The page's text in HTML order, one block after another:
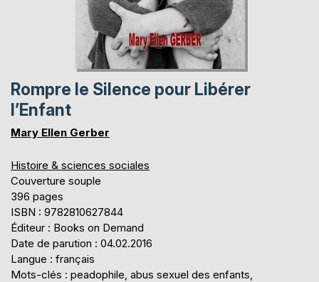
Rompre le Silence pour Libérer
l’Enfant
Mary Ellen Gerber
Histoire & sciences sociales
Couverture souple
396 pages
ISBN : 9782810627844
Éditeur : Books on Demand
Date de parution : 04.02.2016
Langue : français
Mots-clés : peadophile, abus sexuel des enfants,